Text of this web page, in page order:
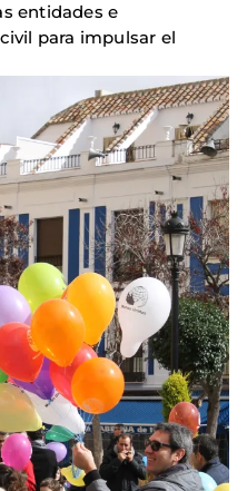
entidades e
para impulsar el